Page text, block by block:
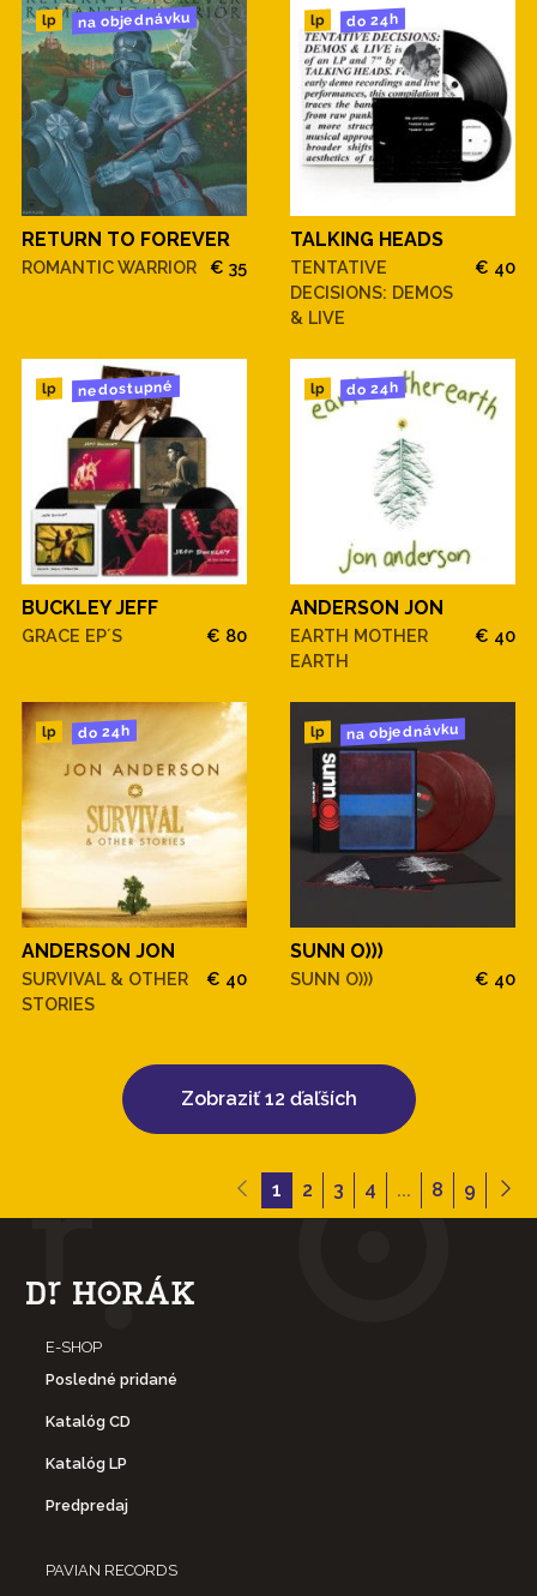
lp na objednávku
RETURN TO FOREVER
ROMANTIC WARRIOR € 35
lp do 24h
TALKING HEADS
TENTATIVE
DECISIONS: DEMOS
& LIVE
€ 40
lp nedostupné
BUCKLEY JEFF
GRACE EP´S € 80
lp do 24h
ANDERSON JON
EARTH MOTHER
EARTH
€ 40
lp do 24h
ANDERSON JON
SURVIVAL & OTHER
STORIES
€ 40
lp na objednávku
SUNN O)))
SUNN O))) € 40
Zobraziť 12 ďaľších
1 2 3 4 ... 8 9
E-SHOP
Posledné pridané
Katalóg CD
Katalóg LP
Predpredaj
PAVIAN RECORDS